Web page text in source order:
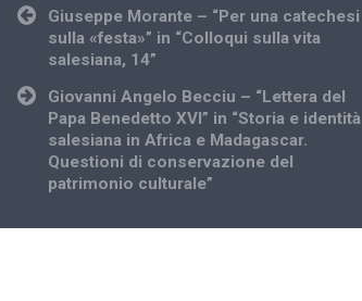
Post
navigation
Giuseppe Morante – “Per una catechesi
sulla «festa»” in “Colloqui sulla vita
salesiana, 14”
Giovanni Angelo Becciu – “Lettera del
Papa Benedetto XVI” in “Storia e identità
salesiana in Africa e Madagascar.
Questioni di conservazione del
patrimonio culturale”